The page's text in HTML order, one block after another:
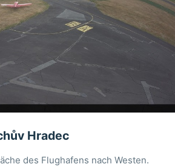
Hradec
des Flughafens nach Westen.